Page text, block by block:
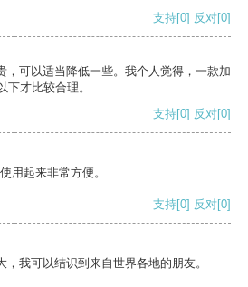
支持[0] 反对[0]
，可以适当降低一些。我个人觉得，一款加
下才比较合理。
支持[0] 反对[0]
用起来非常方便。
支持[0] 反对[0]
我可以结识到来自世界各地的朋友。